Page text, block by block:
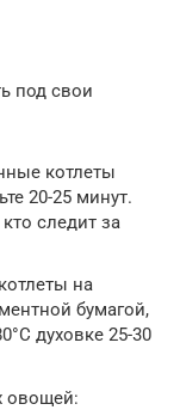
под свои
котлеты
20-25 минут.
следит за
на
бумагой,
духовке 25-30
овощей: